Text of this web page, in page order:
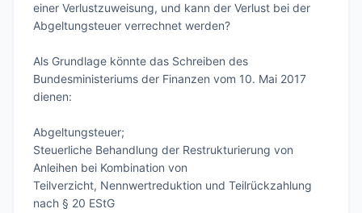
einer Verlustzuweisung, und kann der Verlust bei der
Abgeltungsteuer verrechnet werden?
Als Grundlage könnte das Schreiben des
Bundesministeriums der Finanzen vom 10. Mai 2017
dienen:
Abgeltungsteuer;
Steuerliche Behandlung der Restrukturierung von
Anleihen bei Kombination von
Teilverzicht, Nennwertreduktion und Teilrückzahlung
nach § 20 EStG